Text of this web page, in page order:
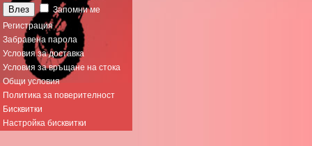
Запомни ме
Регистрация
Забравена парола
Условия за доставка
Условия за връщане на стока
Общи условия
Политика за поверителност
Бисквитки
Настройка бисквитки